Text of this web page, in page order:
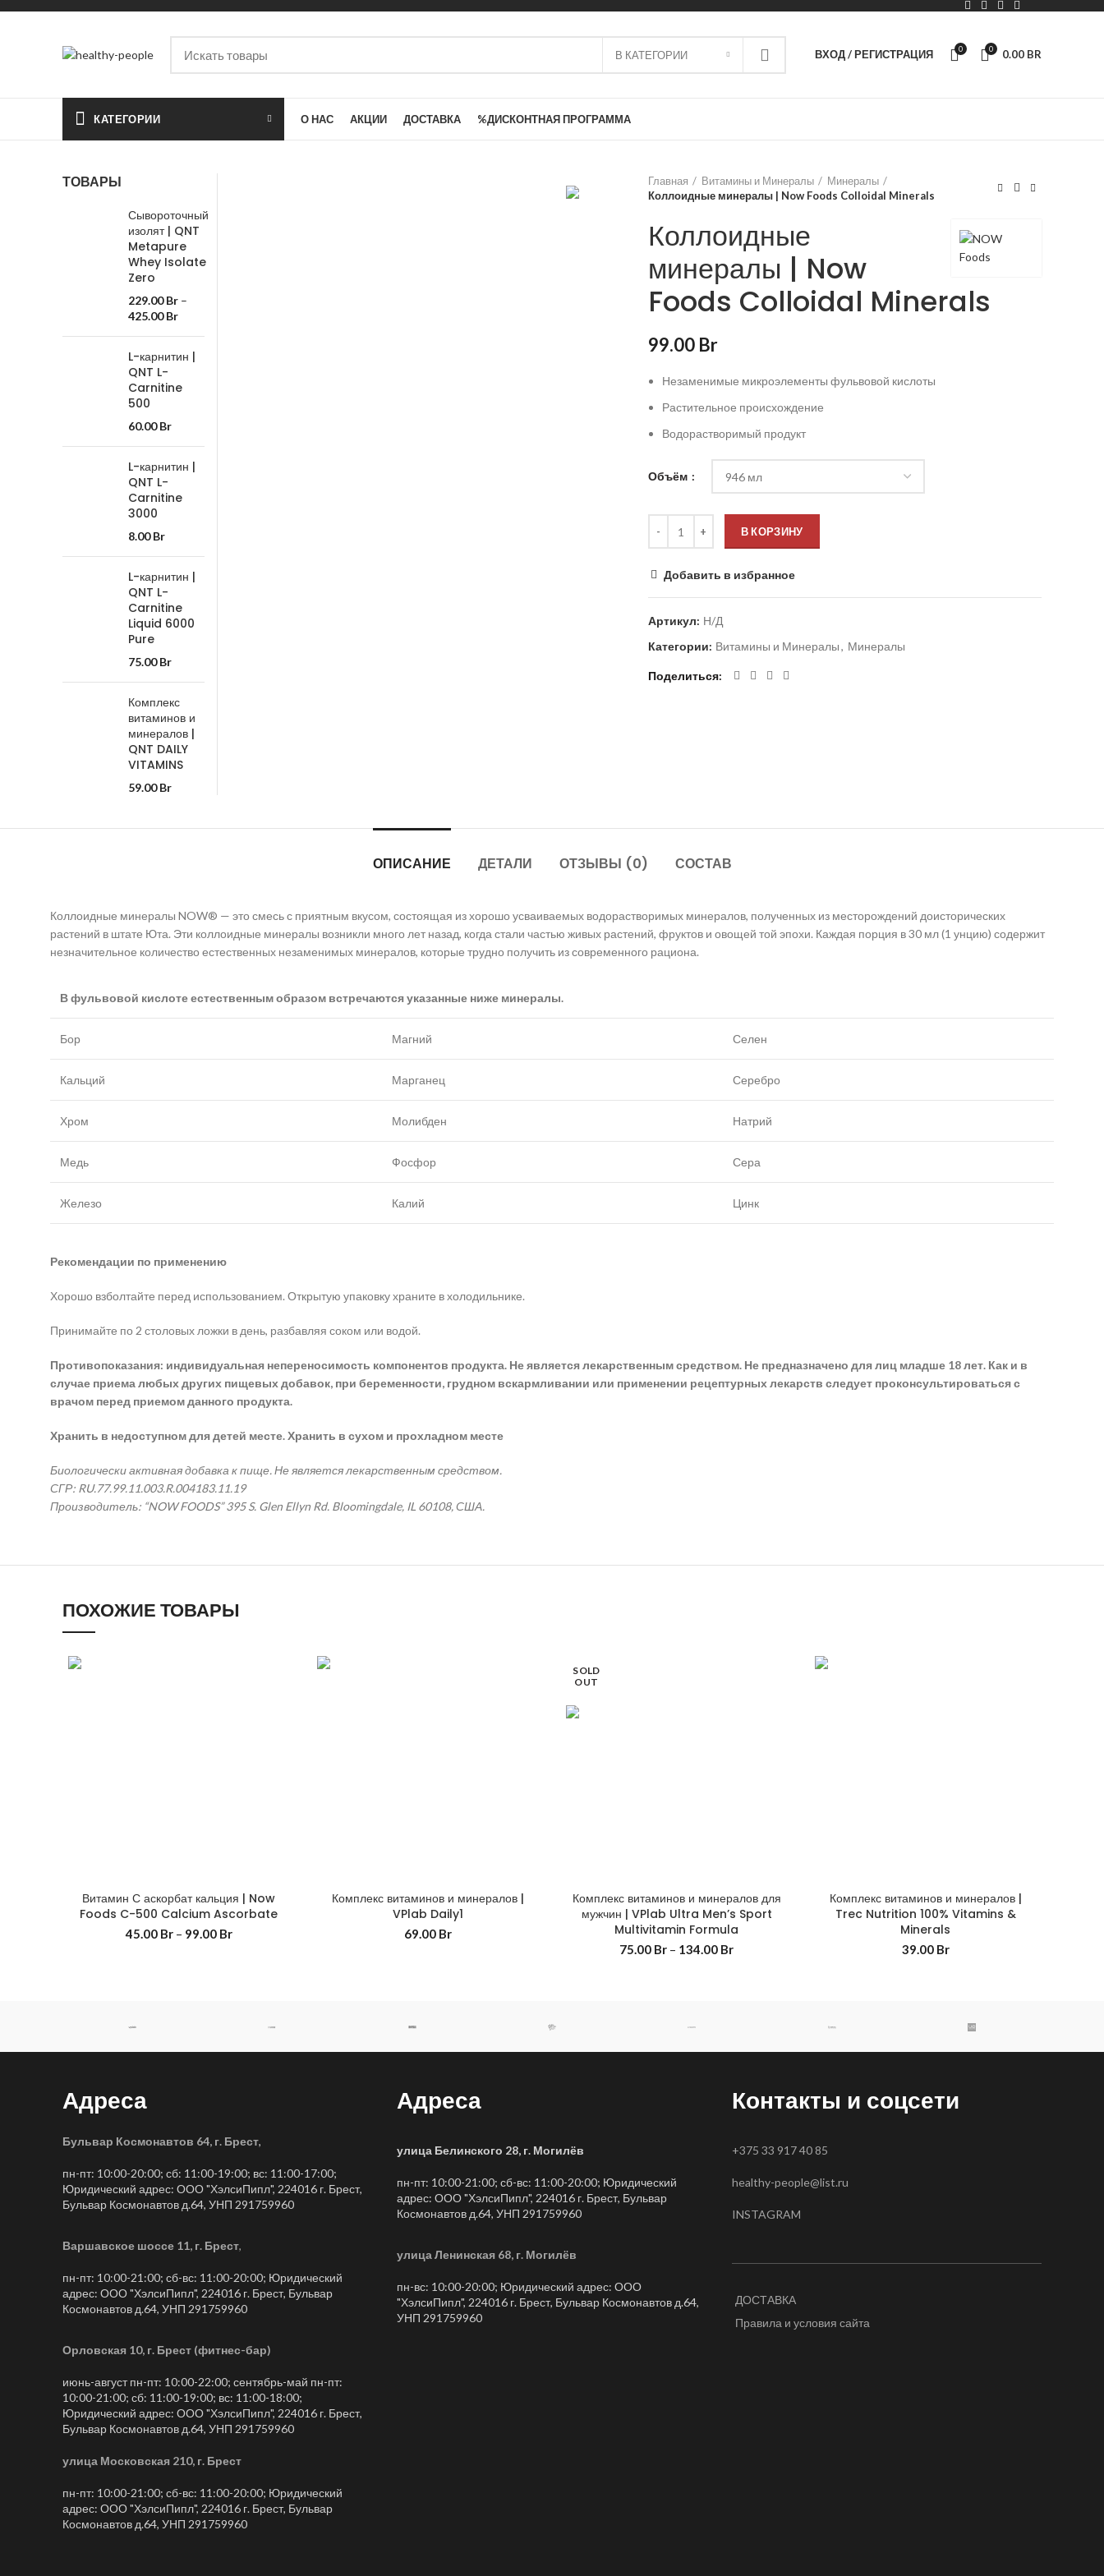
В КАТЕГОРИИ ВХОД / РЕГИСТРАЦИЯ 0 0 0.00 BR
КАТЕГОРИИ О НАС АКЦИИ ДОСТАВКА %ДИСКОНТНАЯ ПРОГРАММА
Главная Витамины и Минералы
Минералы
Коллоидные минералы | Now Foods Colloidal Minerals
Коллоидные
минералы | Now
Foods Colloidal Minerals
99.00 Br
Незаменимые микроэлементы фульвовой кислоты
Растительное происхождение
Водорастворимый продукт
Объём
В КОРЗИНУ
Добавить в избранное
Артикул: Н/Д
Категории: Витамины и Минералы, Минералы
Поделиться
ТОВАРЫ
Сывороточный
изолят | QNT
Metapure
Whey Isolate
Zero
229.00Br –
425.00Br
L-карнитин |
QNT L-
Carnitine
500
60.00Br
L-карнитин |
QNT L-
Carnitine
3000
8.00Br
L-карнитин |
QNT L-
Carnitine
Liquid 6000
Pure
75.00Br
Комплекс
витаминов и
минералов |
QNT DAILY
VITAMINS
59.00Br
ОПИСАНИЕ ДЕТАЛИ ОТЗЫВЫ (0) СОСТАВ
Коллоидные минералы NOW® — это смесь с приятным вкусом, состоящая из хорошо усваиваемых водорастворимых минералов, полученных из месторождений доисторических
растений в штате Юта. Эти коллоидные минералы возникли много лет назад, когда стали частью живых растений, фруктов и овощей той эпохи. Каждая порция в 30 мл (1 унцию) содержит
незначительное количество естественных незаменимых минералов, которые трудно получить из современного рациона.
В фульвовой кислоте естественным образом встречаются указанные ниже минералы.
Бор Магний Селен
Кальций Марганец Серебро
Хром Молибден Натрий
Медь Фосфор Сера
Железо Калий Цинк
Рекомендации по применению
Хорошо взболтайте перед использованием. Открытую упаковку храните в холодильнике.
Принимайте по 2 столовых ложки в день, разбавляя соком или водой.
Противопоказания: индивидуальная непереносимость компонентов продукта. Не является лекарственным средством. Не предназначено для лиц младше 18 лет. Как и в
случае приема любых других пищевых добавок, при беременности, грудном вскармливании или применении рецептурных лекарств следует проконсультироваться с
врачом перед приемом данного продукта.
Хранить в недоступном для детей месте. Хранить в сухом и прохладном месте
Биологически активная добавка к пище. Не является лекарственным средством.
СГР: RU.77.99.11.003.R.004183.11.19
Производитель: “NOW FOODS” 395 S. Glen Ellyn Rd. Bloomingdale, IL 60108, США.
ПОХОЖИЕ ТОВАРЫ
Витамин С аскорбат кальция | Now
Foods C-500 Calcium Ascorbate
45.00 Br– 99.00 Br
Комплекс витаминов и минералов |
VPlab Daily1
69.00 Br
SOLD
OUT
Комплекс витаминов и минералов для
мужчин | VPlab Ultra Men’s Sport
Multivitamin Formula
75.00 Br – 134.00 Br
Комплекс витаминов и минералов |
Trec Nutrition 100% Vitamins &
Minerals
39.00 Br
Адреса
Бульвар Космонавтов 64, г. Брест,
пн-пт: 10:00-20:00; сб: 11:00-19:00; вс: 11:00-17:00;
Юридический адрес: ООО "ХэлсиПипл", 224016 г. Брест,
Бульвар Космонавтов д.64, УНП 291759960
Варшавское шоссе 11, г. Брест,
пн-пт: 10:00-21:00; сб-вс: 11:00-20:00; Юридический
адрес: ООО "ХэлсиПипл", 224016 г. Брест, Бульвар
Космонавтов д.64, УНП 291759960
Орловская 10, г. Брест (фитнес-бар)
июнь-август пн-пт: 10:00-22:00; сентябрь-май пн-пт:
10:00-21:00; сб: 11:00-19:00; вс: 11:00-18:00;
Юридический адрес: ООО "ХэлсиПипл", 224016 г. Брест,
Бульвар Космонавтов д.64, УНП 291759960
улица Московская 210, г. Брест
пн-пт: 10:00-21:00; сб-вс: 11:00-20:00; Юридический
адрес: ООО "ХэлсиПипл", 224016 г. Брест, Бульвар
Космонавтов д.64, УНП 291759960
Адреса
улица Белинского 28, г. Могилёв
пн-пт: 10:00-21:00; сб-вс: 11:00-20:00; Юридический
адрес: ООО "ХэлсиПипл", 224016 г. Брест, Бульвар
Космонавтов д.64, УНП 291759960
улица Ленинская 68, г. Могилёв
пн-вс: 10:00-20:00; Юридический адрес: ООО
"ХэлсиПипл", 224016 г. Брест, Бульвар Космонавтов д.64,
УНП 291759960
Контакты и соцсети
+375 33 917 40 85
healthy-people@list.ru
INSTAGRAM
ДОСТАВКА
Правила и условия сайта